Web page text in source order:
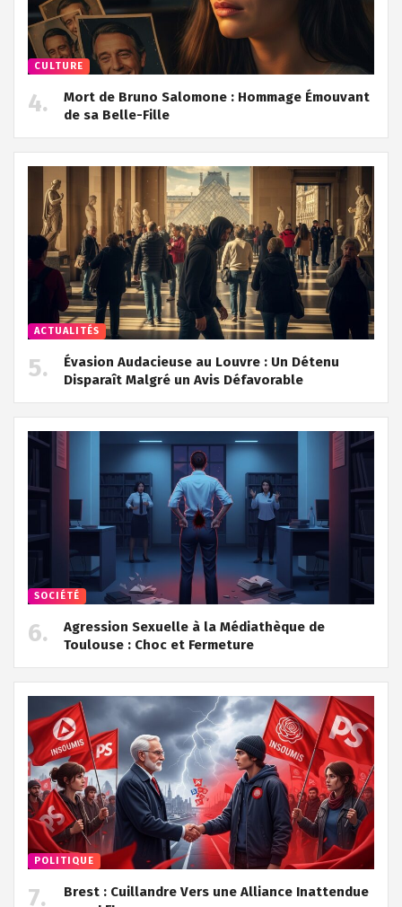
CULTURE
Mort de Bruno Salomone : Hommage Émouvant
de sa Belle-Fille
ACTUALITÉS
Évasion Audacieuse au Louvre : Un Détenu
Disparaît Malgré un Avis Défavorable
SOCIÉTÉ
Agression Sexuelle à la Médiathèque de
Toulouse : Choc et Fermeture
POLITIQUE
Brest : Cuillandre Vers une Alliance Inattendue